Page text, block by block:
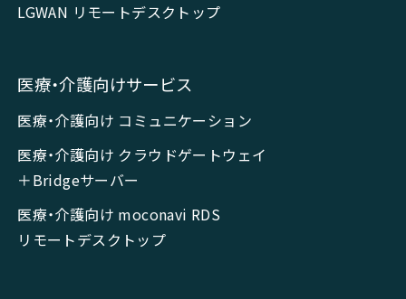
LGWAN リモートデスクトップ
医療・介護向けサービス
医療・介護向け コミュニケーション
医療・介護向け クラウドゲートウェイ
＋Bridgeサーバー
医療・介護向け moconavi RDS
リモートデスクトップ